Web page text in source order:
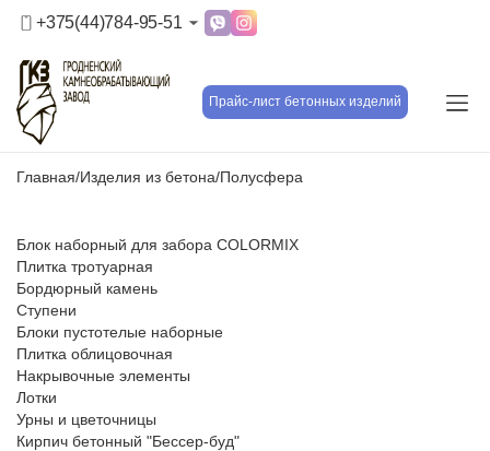
+375(44)784-95-51
Прайс-лист бетонных изделий
Главная/Изделия из бетона/Полусфера
Блок наборный для забора COLORMIX
Плитка тротуарная
Бордюрный камень
Ступени
Блоки пустотелые наборные
Плитка облицовочная
Накрывочные элементы
Лотки
Урны и цветочницы
Кирпич бетонный "Бессер-буд"